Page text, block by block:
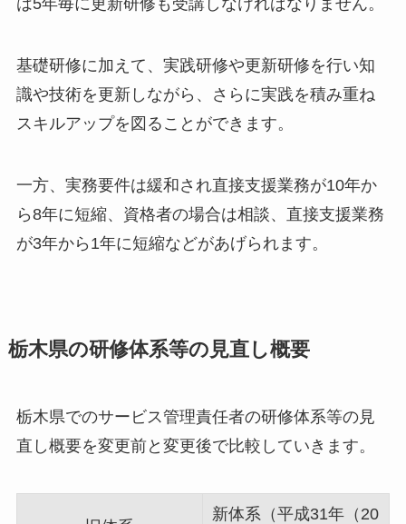
は5年毎に更新研修も受講しなければなりません。
基礎研修に加えて、実践研修や更新研修を行い知
識や技術を更新しながら、さらに実践を積み重ね
スキルアップを図ることができます。
一方、実務要件は緩和され直接支援業務が10年か
ら8年に短縮、資格者の場合は相談、直接支援業務
が3年から1年に短縮などがあげられます。
栃木県の研修体系等の見直し概要
栃木県でのサービス管理責任者の研修体系等の見
直し概要を変更前と変更後で比較していきます。
新体系（平成31年（20